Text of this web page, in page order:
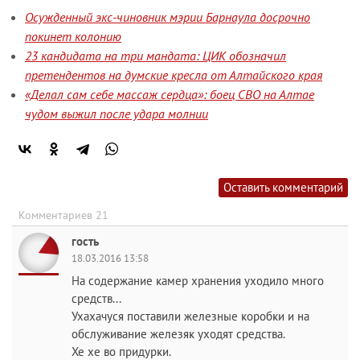
Осужденный экс-чиновник мэрии Барнаула досрочно
покинет колонию
23 кандидата на три мандата: ЦИК обозначил
претендентов на думские кресла от Алтайского края
«Делал сам себе массаж сердца»: боец СВО на Алтае
чудом выжил после удара молнии
Оставить комментарий
Комментариев 21
гость
18.03.2016 13:58
На содержание камер хранения уходило много
средств...
Ухахачуся поставили железные коробки и на
обслуживание железяк уходят средства.
Хе хе во придурки.